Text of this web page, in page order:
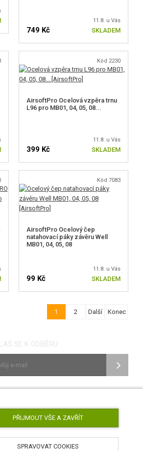
11.8. u Vás
749 Kč SKLADEM
Kód 2230
AirsoftPro Ocelová vzpěra trnu
L96 pro MB01, 04, 05, 08...
11.8. u Vás
399 Kč SKLADEM
Kód 7083
AirsoftPro Ocelový čep
natahovací páky závěru Well
MB01, 04, 05, 08
11.8. u Vás
99 Kč SKLADEM
1 2 Další Konec
SE K ODBĚRU
PŘIJMOUT VŠE A ZAVŘÍT
SPRAVOVAT COOKIES